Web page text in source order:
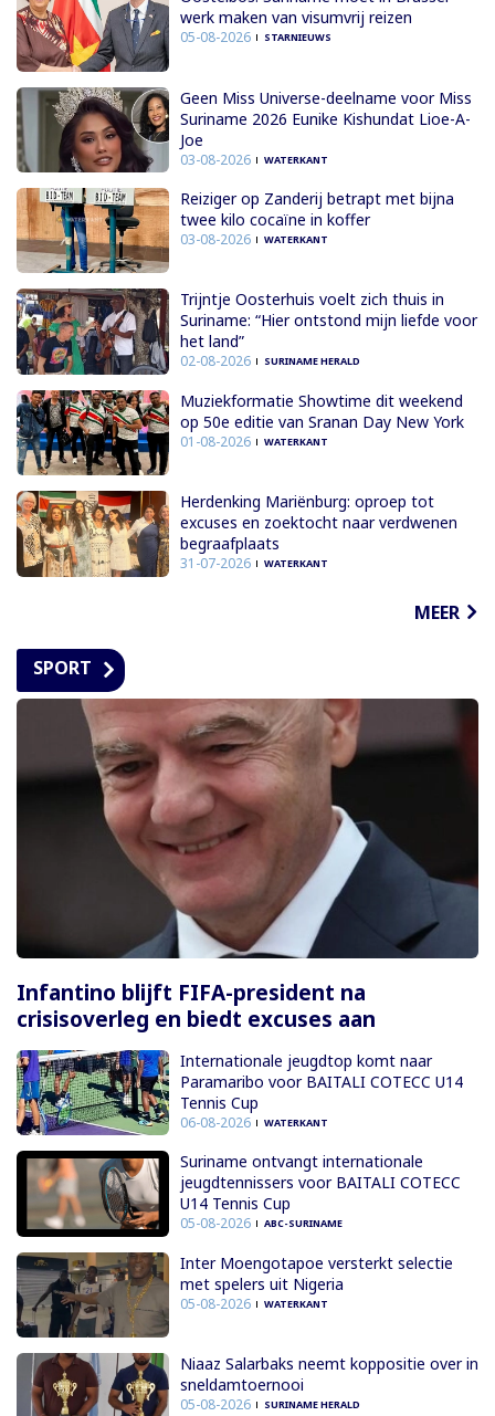
werk maken van visumvrij reizen
05-08-2026 STARNIEUWS
Geen Miss Universe-deelname voor Miss
Suriname 2026 Eunike Kishundat Lioe-A-
Joe
03-08-2026 WATERKANT
Reiziger op Zanderij betrapt met bijna
twee kilo cocaïne in koffer
03-08-2026 WATERKANT
Trijntje Oosterhuis voelt zich thuis in
Suriname: “Hier ontstond mijn liefde voor
het land”
02-08-2026 SURINAME HERALD
Muziekformatie Showtime dit weekend
op 50e editie van Sranan Day New York
01-08-2026 WATERKANT
Herdenking Mariënburg: oproep tot
excuses en zoektocht naar verdwenen
begraafplaats
31-07-2026 WATERKANT
MEER
SPORT
Infantino blijft FIFA-president na
crisisoverleg en biedt excuses aan
Internationale jeugdtop komt naar
Paramaribo voor BAITALI COTECC U14
Tennis Cup
06-08-2026 WATERKANT
Suriname ontvangt internationale
jeugdtennissers voor BAITALI COTECC
U14 Tennis Cup
05-08-2026 ABC-SURINAME
Inter Moengotapoe versterkt selectie
met spelers uit Nigeria
05-08-2026 WATERKANT
Niaaz Salarbaks neemt koppositie over in
sneldamtoernooi
05-08-2026 SURINAME HERALD